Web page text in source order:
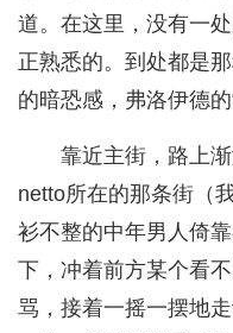
道。在这里，没有一
正熟悉的。到处都是
的暗恐感，弗洛伊德的
靠近主街，路上
netto所在的那条街（
衫不整的中年男人倚
下，冲着前方某个看
骂，接着一摇一摆地